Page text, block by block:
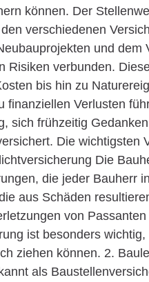
können. Der
verschiedenen
und dem
Risiken verbunden.
bis hin zu
finanziellen Verlusten
sich frühzeitig
Die wichtigsten
Die
die jeder Bauherr
aus Schäden
von
ist besonders
ziehen können. 2.
als